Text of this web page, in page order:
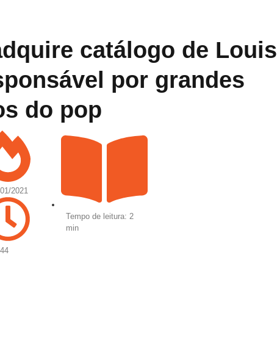
catálogo de Louis
por grandes
do pop
2021
Tempo de leitura: 2
min